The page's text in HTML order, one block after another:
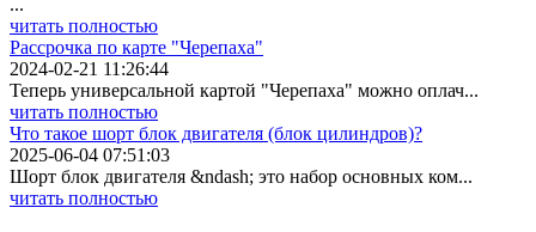
...
читать полностью
Рассрочка по карте "Черепаха"
2024-02-21 11:26:44
Теперь универсальной картой "Черепаха" можно оплач...
читать полностью
Что такое шорт блок двигателя (блок цилиндров)?
2025-06-04 07:51:03
Шорт блок двигателя &ndash; это набор основных ком...
читать полностью